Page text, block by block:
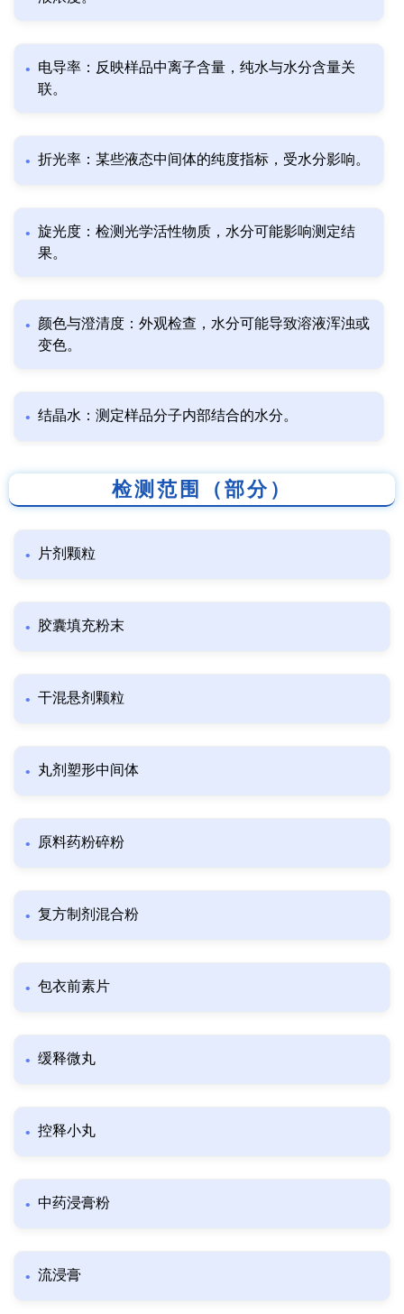
电导率：反映样品中离子含量，纯水与水分含量关
联。
折光率：某些液态中间体的纯度指标，受水分影响。
旋光度：检测光学活性物质，水分可能影响测定结
果。
颜色与澄清度：外观检查，水分可能导致溶液浑浊或
变色。
结晶水：测定样品分子内部结合的水分。
检测范围（部分）
片剂颗粒
胶囊填充粉末
干混悬剂颗粒
丸剂塑形中间体
原料药粉碎粉
复方制剂混合粉
包衣前素片
缓释微丸
控释小丸
中药浸膏粉
流浸膏